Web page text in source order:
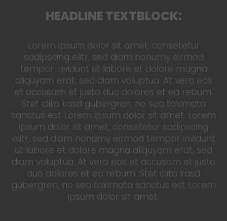
HEADLINE TEXTBLOCK:
Lorem ipsum dolor sit amet, consetetur
sadipscing elitr, sed diam nonumy eirmod
tempor invidunt ut labore et dolore magna
aliquyam erat, sed diam voluptua. At vero eos
et accusam et justo duo dolores et ea rebum.
Stet clita kasd gubergren, no sea takimata
sanctus est Lorem ipsum dolor sit amet. Lorem
ipsum dolor sit amet, consetetur sadipscing
elitr, sed diam nonumy eirmod tempor invidunt
ut labore et dolore magna aliquyam erat, sed
diam voluptua. At vero eos et accusam et justo
duo dolores et ea rebum. Stet clita kasd
gubergren, no sea takimata sanctus est Lorem
ipsum dolor sit amet.